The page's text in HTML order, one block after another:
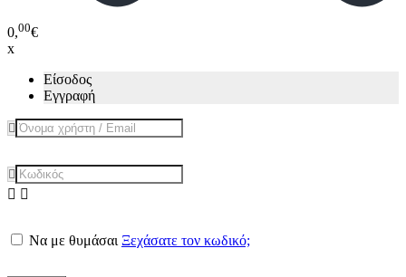
0,00€
x
Είσοδος
Εγγραφή
Να με θυμάσαι Ξεχάσατε τον κωδικό;